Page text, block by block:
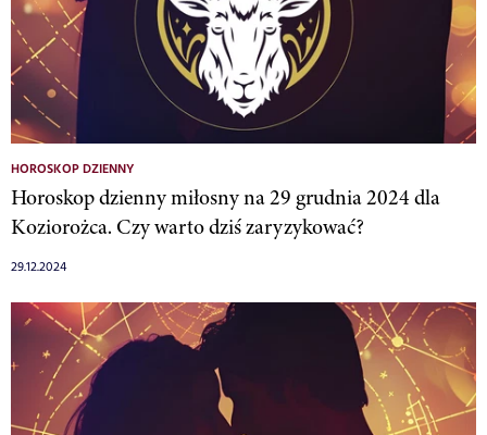
HOROSKOP DZIENNY
Horoskop dzienny miłosny na 29 grudnia 2024 dla
Koziorożca. Czy warto dziś zaryzykować?
29.12.2024